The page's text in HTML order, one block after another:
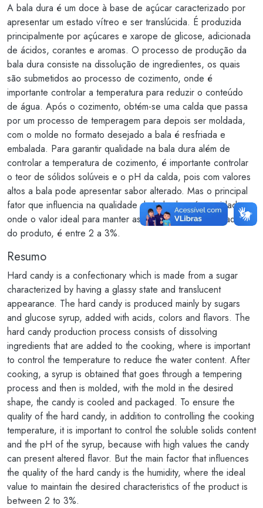
A bala dura é um doce à base de açúcar caracterizado por
apresentar um estado vítreo e ser translúcida. É produzida
principalmente por açúcares e xarope de glicose, adicionada
de ácidos, corantes e aromas. O processo de produção da
bala dura consiste na dissolução de ingredientes, os quais
são submetidos ao processo de cozimento, onde é
importante controlar a temperatura para reduzir o conteúdo
de água. Após o cozimento, obtém-se uma calda que passa
por um processo de temperagem para depois ser moldada,
com o molde no formato desejado a bala é resfriada e
embalada. Para garantir qualidade na bala dura além de
controlar a temperatura de cozimento, é importante controlar
o teor de sólidos solúveis e o pH da calda, pois com valores
altos a bala pode apresentar sabor alterado. Mas o principal
fator que influencia na qualidade da bala dura é a umidade,
onde o valor ideal para manter as características desejadas
do produto, é entre 2 a 3%.
Resumo
Hard candy is a confectionary which is made from a sugar
characterized by having a glassy state and translucent
appearance. The hard candy is produced mainly by sugars
and glucose syrup, added with acids, colors and flavors. The
hard candy production process consists of dissolving
ingredients that are added to the cooking, where is important
to control the temperature to reduce the water content. After
cooking, a syrup is obtained that goes through a tempering
process and then is molded, with the mold in the desired
shape, the candy is cooled and packaged. To ensure the
quality of the hard candy, in addition to controlling the cooking
temperature, it is important to control the soluble solids content
and the pH of the syrup, because with high values the candy
can present altered flavor. But the main factor that influences
the quality of the hard candy is the humidity, where the ideal
value to maintain the desired characteristics of the product is
between 2 to 3%.